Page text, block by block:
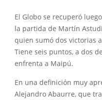
El Globo se recuperó
la partida de Martín
quien sumó dos victorias
Tiene seis puntos, a dos
enfrenta a Maipú.
En una definición muy
Alejandro Abaurre, que